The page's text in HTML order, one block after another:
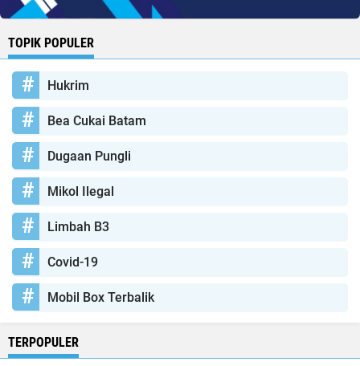
TOPIK POPULER
Hukrim
Bea Cukai Batam
Dugaan Pungli
Mikol Ilegal
Limbah B3
Covid-19
Mobil Box Terbalik
TERPOPULER